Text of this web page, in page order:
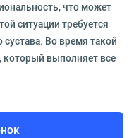
что может
ситуации требуется
Во время такой
который выполняет все